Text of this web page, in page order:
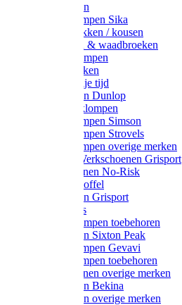
Werksokken
Schoenklompen Sika
Thermo sokken / kousen
Lieslaarzen & waadbroeken
Houten klompen
Wandelsokken
Laarzen vrije tijd
Werklaarzen Dunlop
Kunststof klompen
Schoenklompen Simson
Schoenklompen Strovels
Schoenklompen overige merken
Wandel-/ Werkschoenen Grisport
Werkschoenen No-Risk
Klomppantoffel
Werklaarzen Grisport
Accessoires
Houten klompen toebehoren
Werklaarzen Sixton Peak
Schoenklompen Gevavi
Schoenklompen toebehoren
Werkschoenen overige merken
Werklaarzen Bekina
Werklaarzen overige merken